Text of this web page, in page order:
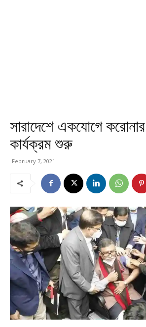
সারাদেশে একযোগে করোনার
কার্যক্রম শুরু
February 7, 2021